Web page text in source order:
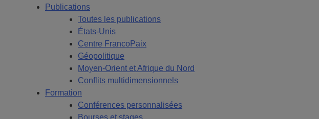
Publications
Toutes les publications
États-Unis
Centre FrancoPaix
Géopolitique
Moyen-Orient et Afrique du Nord
Conflits multidimensionnels
Formation
Conférences personnalisées